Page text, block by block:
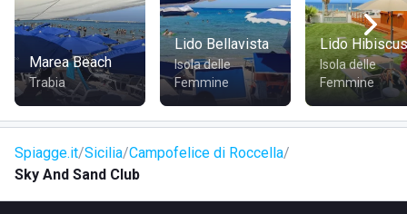
Marea Beach
Trabia
Lido Bellavista
Isola delle
Femmine
Lido Hibiscus
Isola delle
Femmine
Spiagge.it Sicilia Campofelice di Roccella
Sky And Sand Club